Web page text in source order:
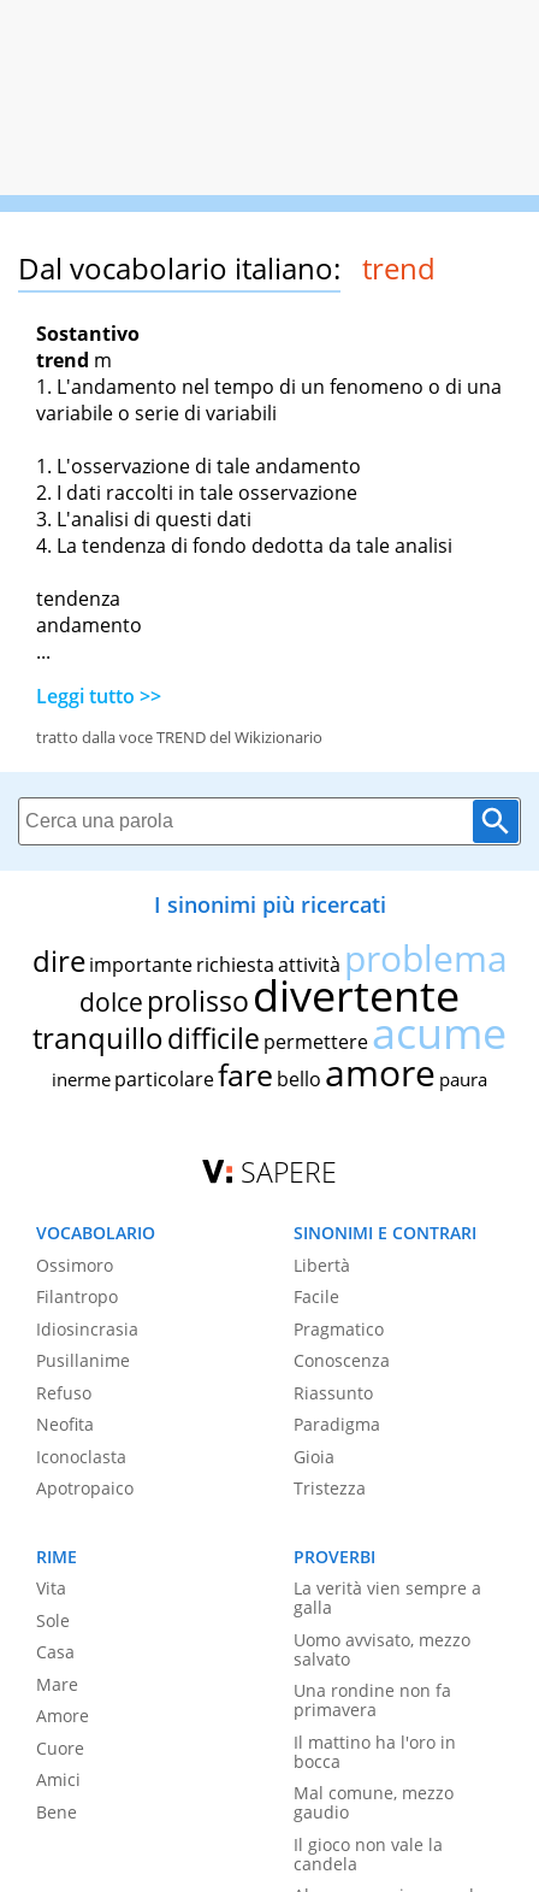
Dal vocabolario italiano: trend
Sostantivo
trend m
L'andamento nel tempo di un fenomeno o di una
variabile o serie di variabili
L'osservazione di tale andamento
I dati raccolti in tale osservazione
L'analisi di questi dati
La tendenza di fondo dedotta da tale analisi
tendenza
andamento
...
Leggi tutto >>
tratto dalla voce TREND del Wikizionario
I sinonimi più ricercati
dire importante richiestaattività problema
dolce prolissodivertente
tranquillodifficile permettereacume
inerme particolarefare bello amore paura
SAPERE
VOCABOLARIO
Ossimoro
Filantropo
Idiosincrasia
Pusillanime
Refuso
Neofita
Iconoclasta
Apotropaico
SINONIMI E CONTRARI
Libertà
Facile
Pragmatico
Conoscenza
Riassunto
Paradigma
Gioia
Tristezza
RIME
Vita
Sole
Casa
Mare
Amore
Cuore
Amici
Bene
PROVERBI
La verità vien sempre a
galla
Uomo avvisato, mezzo
salvato
Una rondine non fa
primavera
Il mattino ha l'oro in
bocca
Mal comune, mezzo
gaudio
Il gioco non vale la
candela